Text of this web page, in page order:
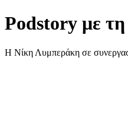
Podstory με
Η Νίκη Λυμπεράκη σε